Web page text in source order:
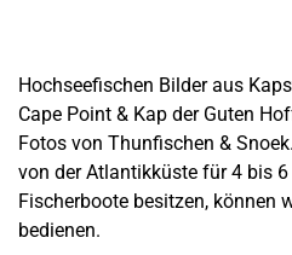
Hochseefischen Bilder aus
Cape Point & Kap der Guten
Fotos von Thunfischen &
von der Atlantikküste für 4 bis
Fischerboote besitzen, können
bedienen.